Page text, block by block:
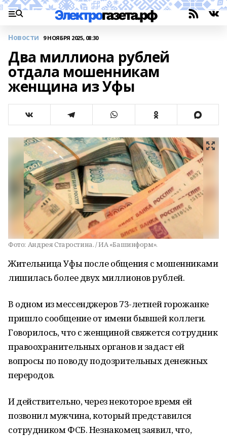
Новости 9 НОЯБРЯ 2025, 08:30
Два миллиона рублей
отдала мошенникам
женщина из Уфы
Фото: Андрея Старостина. / ИА «Башинформ».
Жительница Уфы после общения с мошенниками
лишилась более двух миллионов рублей.
В одном из мессенджеров 73-летней горожанке
пришло сообщение от имени бывшей коллеги.
Говорилось, что с женщиной свяжется сотрудник
правоохранительных органов и задаст ей
вопросы по поводу подозрительных денежных
переродов.
И действительно, через некоторое время ей
позвонил мужчина, который представился
сотрудником ФСБ. Незнакомец заявил, что,